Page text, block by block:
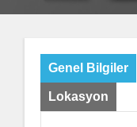
Genel Bilgiler
Lokasyon